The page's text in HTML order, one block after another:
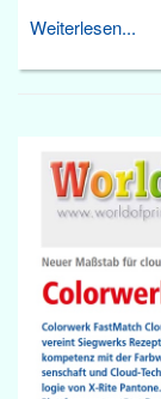
Weiterlesen...